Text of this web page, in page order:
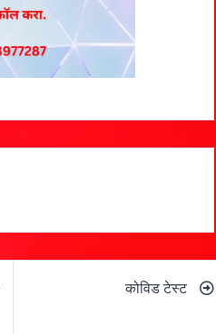
कोविड टेस्ट